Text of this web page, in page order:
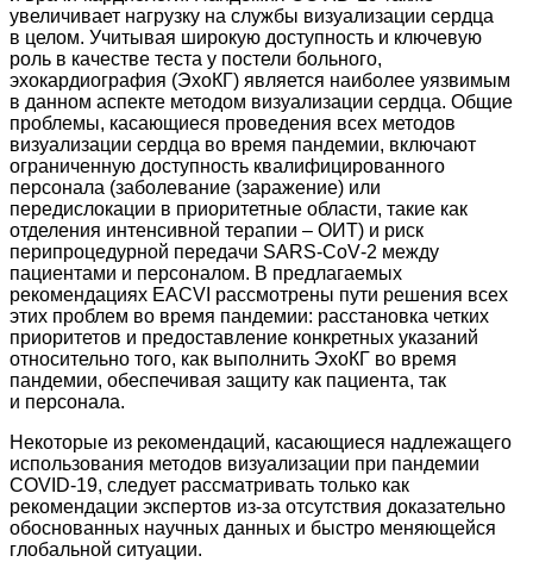
увеличивает нагрузку на службы визуализации сердца
в целом. Учитывая широкую доступность и ключевую
роль в качестве теста у постели больного,
эхокардиография (ЭхоКГ) является наиболее уязвимым
в данном аспекте методом визуализации сердца. Общие
проб­лемы, касающиеся проведения всех методов
визуализации сердца во время пандемии, включают
ограниченную доступность квалифицированного
персонала (заболевание (заражение) или
передислокации в приоритетные области, такие как
отделения интенсивной терапии – ОИТ) и риск
перипроцедурной передачи SARS-CoV‑2 между
пациентами и персоналом. В предлагаемых
рекомендациях EACVI рассмотрены пути решения всех
этих проблем во время пандемии: расстановка четких
приоритетов и предоставление конкретных указаний
относительно того, как выполнить ЭхоКГ во время
пандемии, обеспечивая защиту как пациента, так
и персонала.
Некоторые из рекомендаций, касающиеся надлежащего
использования методов визуализации при пандемии
COVID‑19, следует рассматривать только как
рекомендации экспертов из-за отсутствия доказательно
обоснованных научных данных и быстро меняющейся
глобальной ситуации.